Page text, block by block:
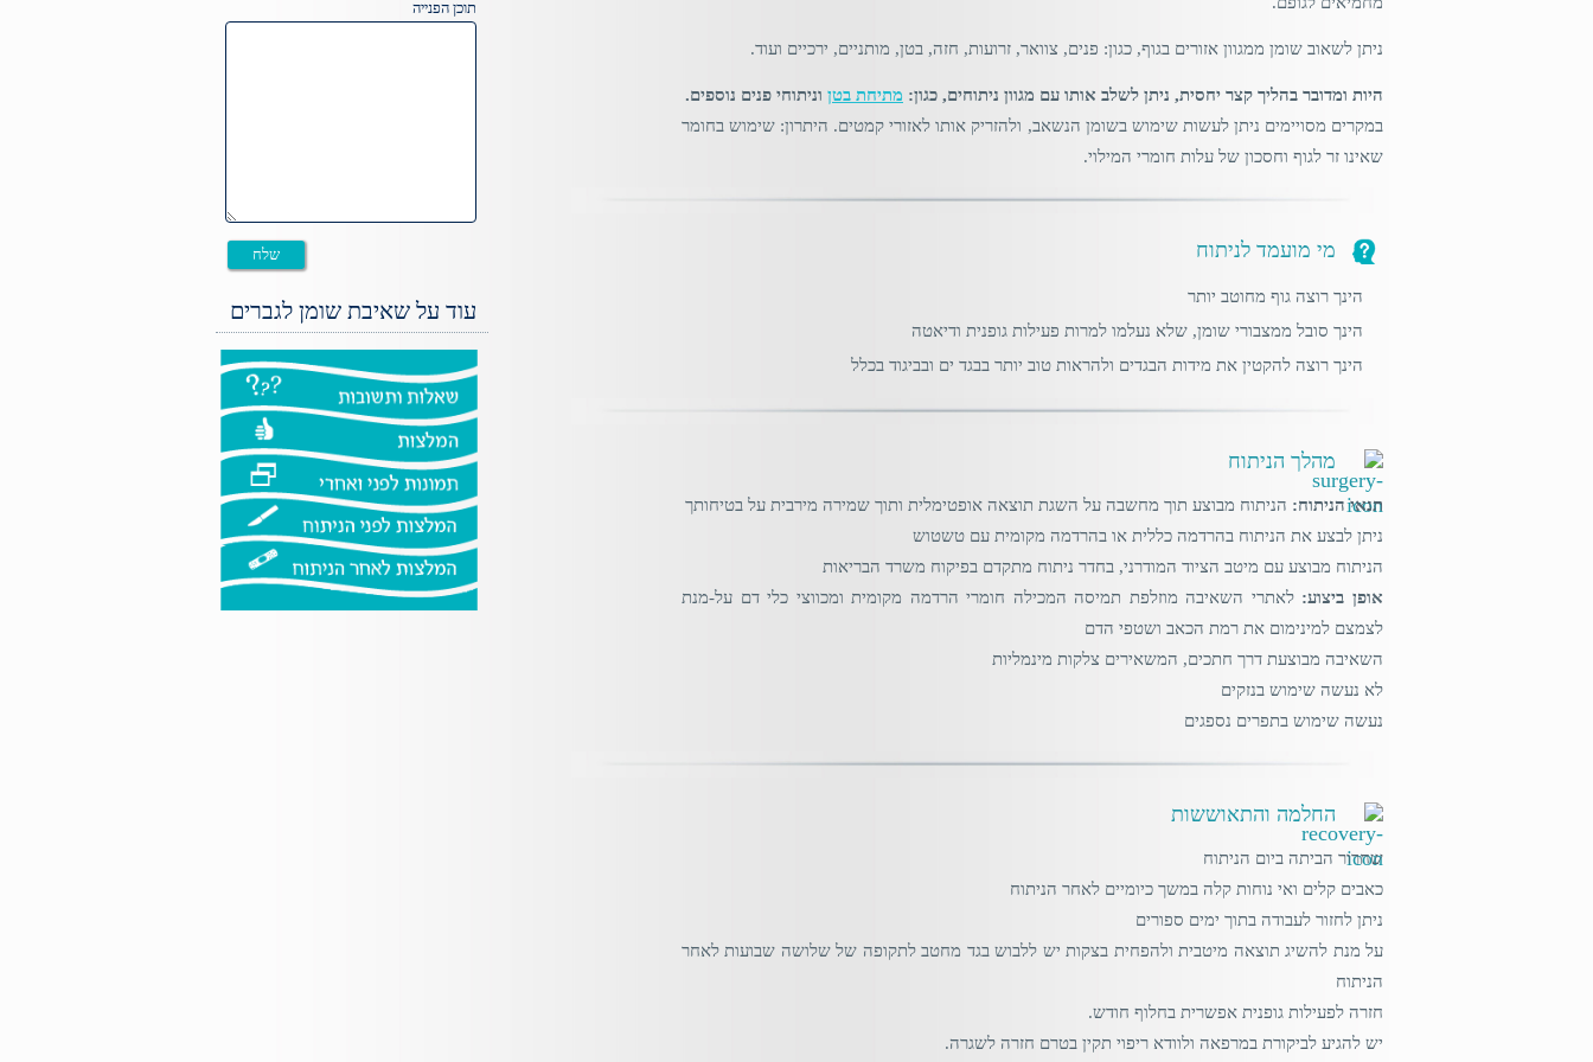
ניתן לשאוב שומן ממגוון אזורים בגוף, כגון: פנים, צוואר, זרועות, חזה, בטן, מותניים, ירכיים ועוד.
היות ומדובר בהליך קצר יחסית, ניתן לשלב אותו עם מגוון ניתוחים, כגון: מתיחת בטן וניתוחי פנים נוספים.
במקרים מסויימים ניתן לעשות שימוש בשומן הנשאב, ולהזריק אותו לאזורי קמטים. היתרון: שימוש בחומר
שאינו זר לגוף וחסכון של עלות חומרי המילוי.
מי מועמד לניתוח
הינך רוצה גוף מחוטב יותר
הינך סובל ממצבורי שומן, שלא נעלמו למרות פעילות גופנית ודיאטה
הינך רוצה להקטין את מידות הבגדים ולהראות טוב יותר בבגד ים ובביגוד בכלל
מהלך הניתוח
תנאי הניתוח: הניתוח מבוצע תוך מחשבה על השגת תוצאה אופטימלית ותוך שמירה מירבית על בטיחותך
ניתן לבצע את הניתוח בהרדמה כללית או בהרדמה מקומית עם טשטוש
הניתוח מבוצע עם מיטב הציוד המודרני, בחדר ניתוח מתקדם בפיקוח משרד הבריאות
אופן ביצוע: לאתרי השאיבה מוזלפת תמיסה המכילה חומרי הרדמה מקומית ומכווצי כלי דם על-מנת
לצמצם למינימום את רמת הכאב ושטפי הדם
השאיבה מבוצעת דרך חתכים, המשאירים צלקות מינמליות
לא נעשה שימוש בנזקים
נעשה שימוש בתפרים נספגים
החלמה והתאוששות
שחרור הביתה ביום הניתוח
כאבים קלים ואי נוחות קלה במשך כיומיים לאחר הניתוח
ניתן לחזור לעבודה בתוך ימים ספורים
על מנת להשיג תוצאה מיטבית ולהפחית בצקות יש ללבוש בגד מחטב לתקופה של שלושה שבועות לאחר
הניתוח
חזרה לפעילות גופנית אפשרית בחלוף חודש.
יש להגיע לביקורת במרפאה ולוודא ריפוי תקין בטרם חזרה לשגרה.
תוכן הפנייה
עוד על שאיבת שומן לגברים